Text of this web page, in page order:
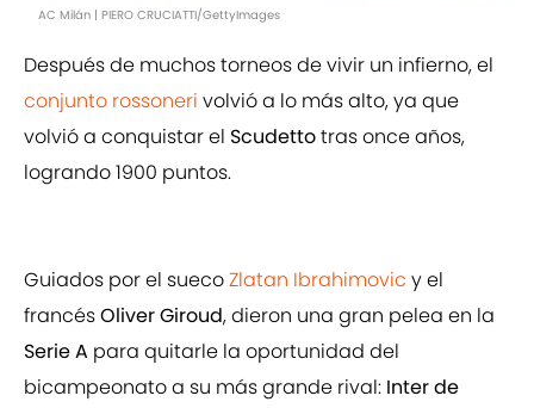
AC Milán | PIERO CRUCIATTI/GettyImages
Después de muchos torneos de vivir un infierno, el
conjunto rossoneri volvió a lo más alto, ya que
volvió a conquistar el Scudettotras once años,
logrando 1900 puntos.
Guiados por el suecoZlatan Ibrahimovic y el
francésOliver Giroud, dieron una gran pelea en la
Serie A para quitarle la oportunidad del
bicampeonato a su más grande rival: Inter de